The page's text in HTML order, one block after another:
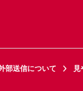
部送信について
見